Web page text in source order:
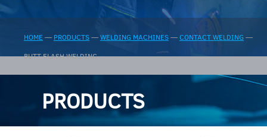
HOME — PRODUCTS—WELDING MACHINES—CONTACT WELDING—
BUTT FLASH WELDING
PRODUCTS